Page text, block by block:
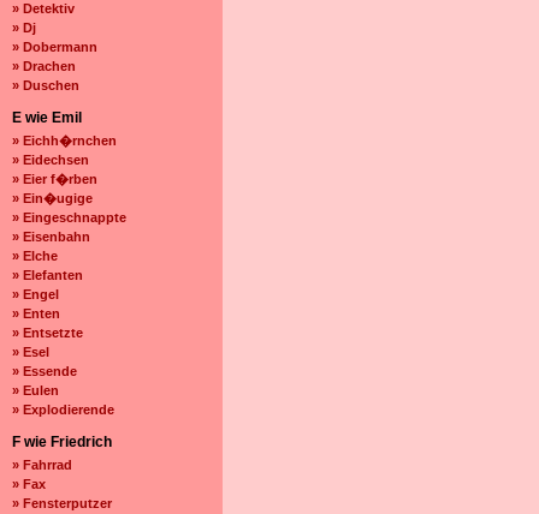
» Detektiv
» Dj
» Dobermann
» Drachen
» Duschen
E wie Emil
» Eichh�rnchen
» Eidechsen
» Eier f�rben
» Ein�ugige
» Eingeschnappte
» Eisenbahn
» Elche
» Elefanten
» Engel
» Enten
» Entsetzte
» Esel
» Essende
» Eulen
» Explodierende
F wie Friedrich
» Fahrrad
» Fax
» Fensterputzer